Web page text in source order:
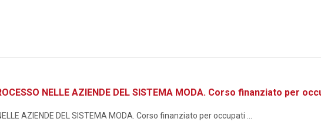
NELLE AZIENDE DEL SISTEMA MODA. Corso finanziato per
AZIENDE DEL SISTEMA MODA. Corso finanziato per occupati ...